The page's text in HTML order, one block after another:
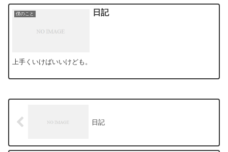
僕のこと 日記
上手くいけばいいけども。
日記